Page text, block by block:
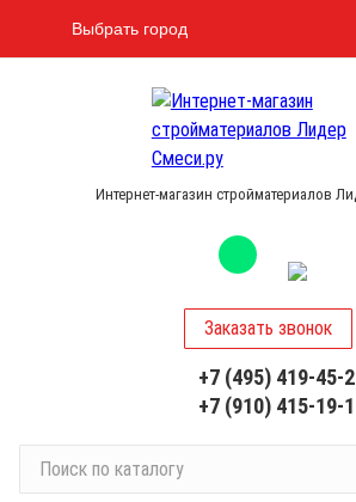
Выбрать город
Интернет-магазин стройматериалов
Заказать звонок
+7 (495) 419-45-
+7 (910) 415-19-